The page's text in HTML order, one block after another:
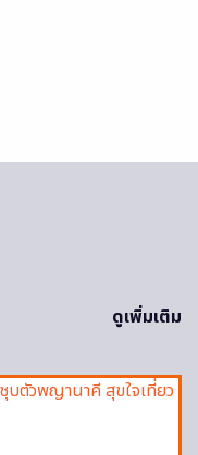
ดูเพิ่มเติม